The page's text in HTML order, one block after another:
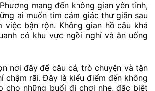
mang đến không gian yên tĩnh,
ai muốn tìm cảm giác thư giãn sau
việc bận rộn. Không gian hồ câu khá
có khu vực ngồi nghỉ và ăn uống
nơi đây để câu cá, trò chuyện và tận
chậm rãi. Đây là kiểu điểm đến không
cho những buổi đi chơi nhẹ, đặc biệt